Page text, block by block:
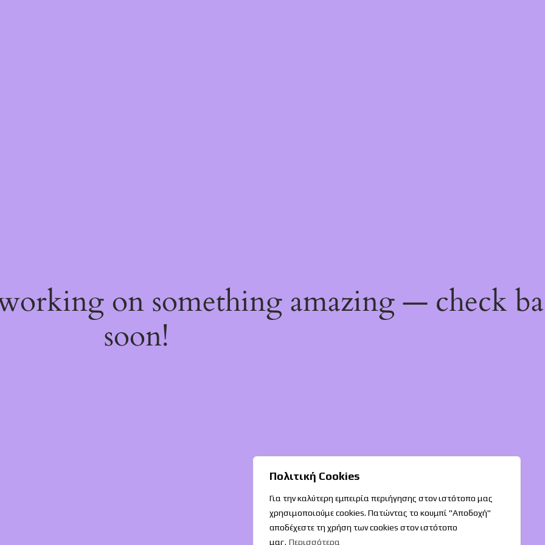
Πολιτική Cookies
Για την καλύτερη εμπειρία περιήγησης στον ιστότοπο μας
χρησιμοποιούμε cookies. Πατώντας το κουμπί "Αποδοχή"
αποδέχεστε τη χρήση των cookies στον ιστότοπο
μας. Περισσότερα
on something amazing — check
soon!